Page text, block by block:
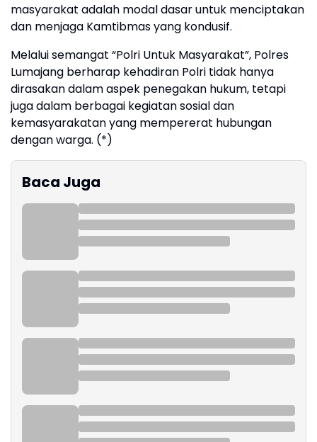
masyarakat adalah modal dasar untuk menciptakan
dan menjaga Kamtibmas yang kondusif.
Melalui semangat “Polri Untuk Masyarakat”, Polres
Lumajang berharap kehadiran Polri tidak hanya
dirasakan dalam aspek penegakan hukum, tetapi
juga dalam berbagai kegiatan sosial dan
kemasyarakatan yang mempererat hubungan
dengan warga. (*)
Baca Juga